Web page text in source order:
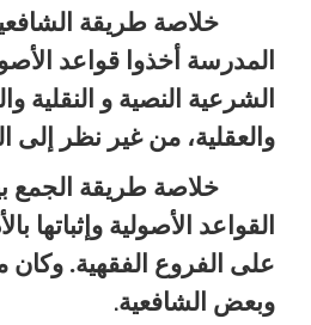
خلاصة طريقة
المدرسة أخذوا قواعد
الشرعية النصية و النقلية
والعقلية، من غير نظر إلى
خلاصة طريقة الجمع
القواعد الأصولية وإثباتها
على الفروع الفقهية. وكان
وبعض الشافعية.